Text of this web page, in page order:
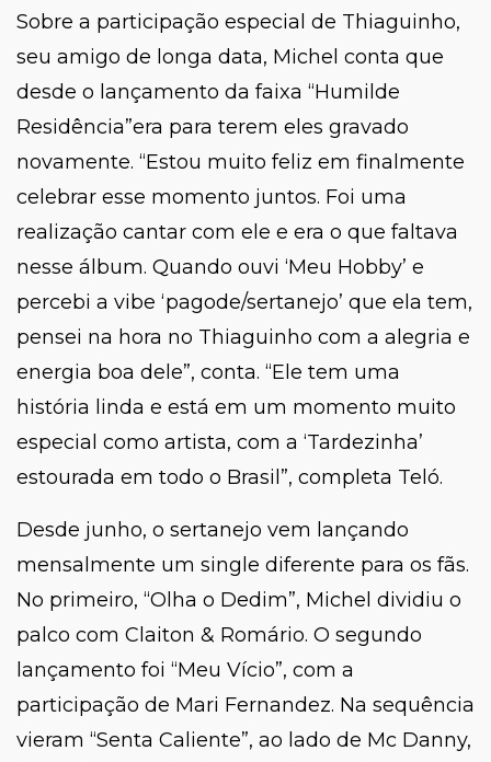
Sobre a participação especial de Thiaguinho,
seu amigo de longa data, Michel conta que
desde o lançamento da faixa “Humilde
Residência”era para terem eles gravado
novamente. “Estou muito feliz em finalmente
celebrar esse momento juntos. Foi uma
realização cantar com ele e era o que faltava
nesse álbum. Quando ouvi ‘Meu Hobby’ e
percebi a vibe ‘pagode/sertanejo’ que ela tem,
pensei na hora no Thiaguinho com a alegria e
energia boa dele”, conta. “Ele tem uma
história linda e está em um momento muito
especial como artista, com a ‘Tardezinha’
estourada em todo o Brasil ”, completa Teló.
Desde junho, o sertanejo vem lançando
mensalmente um single diferente para os fãs.
No primeiro, “Olha o Dedim”, Michel dividiu o
palco com Claiton & Romário. O segundo
lançamento foi “Meu Vício”, com a
participação de Mari Fernandez. Na sequência
vieram “Senta Caliente”, ao lado de Mc Danny,